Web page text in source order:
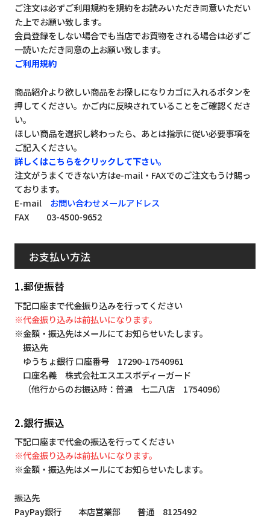
ご注文は必ずご利用規約を規約をお読みいただき同意いただい
た上でお願い致します。
会員登録をしない場合でも当店でお買物をされる場合は必ずご
一読いただき同意の上お願い致します。
ご利用規約
商品紹介より欲しい商品をお探しになりカゴに入れるボタンを
押してください。かご内に反映されていることをご確認くださ
い。
ほしい商品を選択し終わったら、あとは指示に従い必要事項を
ご記入ください。
詳しくはこちらをクリックして下さい。
注文がうまくできない方はe-mail・FAXでのご注文もうけ賜っ
ております。
E-mail お問い合わせメールアドレス
FAX 03-4500-9652
お支払い方法
1.郵便振替
下記口座まで代金振り込みを行ってください
※代金振り込みは前払いになります。
※金額・振込先はメールにてお知らせいたします。
振込先
ゆうちょ銀行 口座番号 17290-17540961
口座名義 株式会社エスエスボディーガード
（他行からのお振込時：普通 七二八店 1754096）
2.銀行振込
下記口座まで代金の振込を行ってください
※代金振り込みは前払いになります。
※金額・振込先はメールにてお知らせいたします。
振込先
PayPay銀行 本店営業部 普通 8125492